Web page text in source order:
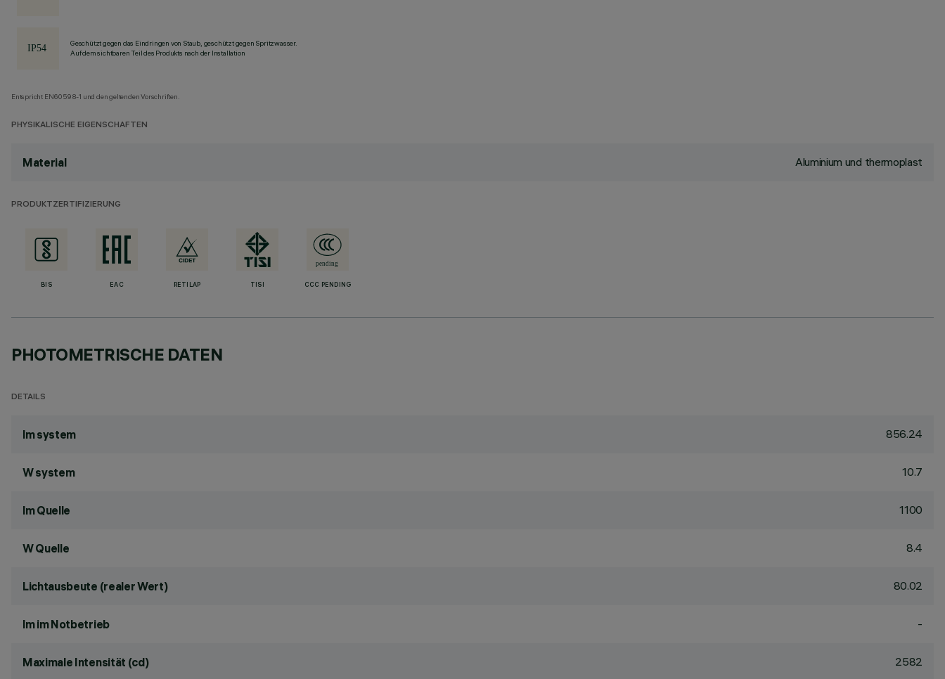
Geschützt gegen das Eindringen von Staub, geschützt gegen Spritzwasser.
Auf dem sichtbaren Teil des Produkts nach der Installation
Entspricht EN60598-1 und den geltenden Vorschriften.
PHYSIKALISCHE EIGENSCHAFTEN
Material Aluminium und thermoplast
PRODUKTZERTIFIZIERUNG
BIS EAC RETILAP TISI CCC PENDING
PHOTOMETRISCHE DATEN
DETAILS
lm system 856.24
W system 10.7
lm Quelle 1100
W Quelle 8.4
Lichtausbeute (realer Wert) 80.02
lm im Notbetrieb -
Maximale Intensität (cd) 2582